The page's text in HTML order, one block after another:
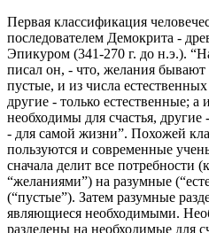
Первая классификация
последователем Демокрита -
Эпикуром (341-270 г. до н.э.).
писал он, - что, желания бывают
пустые, и из числа
другие - только естественные;
необходимы для счастья, другие
- для самой жизни”. Похожей
пользуются и современные
сначала делит все потребности
“желаниями”) на разумные
(“пустые”). Затем разумные
являющиеся необходимыми.
разделены на необходимые для